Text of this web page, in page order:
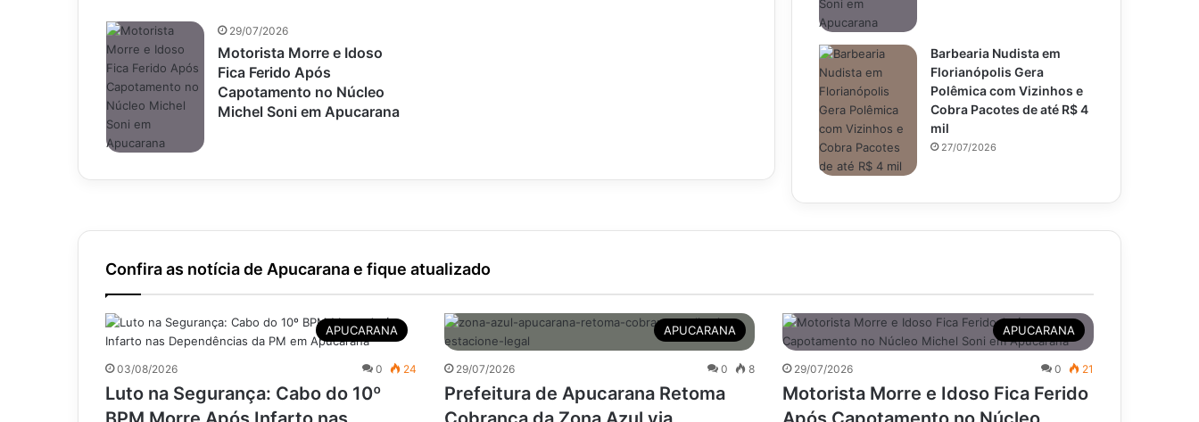
29/07/2026
Motorista Morre e Idoso
Fica Ferido Após
Capotamento no Núcleo
Michel Soni em Apucarana
Barbearia Nudista em
Florianópolis Gera
Polêmica com Vizinhos e
Cobra Pacotes de até R$ 4
mil
27/07/2026
Confira as notícia de Apucarana e fique atualizado
APUCARANA
03/08/2026 0 24
Luto na Segurança: Cabo do 10º
APUCARANA
29/07/2026 0 8
Prefeitura de Apucarana Retoma
APUCARANA
29/07/2026 0 21
Motorista Morre e Idoso Fica Ferido